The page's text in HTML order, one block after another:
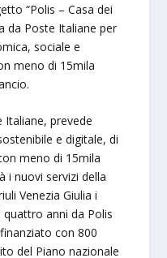
“Polis – Casa dei
da Poste Italiane per
sociale e
meno di 15mila
prevede
e digitale, di
meno di 15mila
i nuovi servizi della
Venezia Giulia i
quattro anni da Polis
con 800
del Piano nazionale